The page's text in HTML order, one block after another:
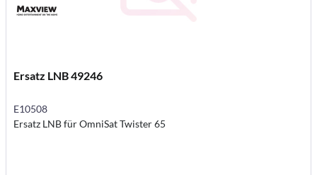
Ersatz LNB 49246
E10508
Ersatz LNB für OmniSat Twister 65